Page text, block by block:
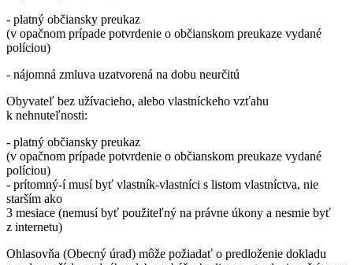
- platný občiansky preukaz
(v opačnom prípade potvrdenie o občianskom preukaze vydané
políciou)
- nájomná zmluva uzatvorená na dobu neurčitú
Obyvateľ bez užívacieho, alebo vlastníckeho vzťahu
k nehnuteľnosti:
- platný občiansky preukaz
(v opačnom prípade potvrdenie o občianskom preukaze vydané
políciou)
- prítomný-í musí byť vlastník-vlastníci s listom vlastníctva, nie
starším ako
3 mesiace (nemusí byť použiteľný na právne úkony a nesmie byť
z internetu)
Ohlasovňa (Obecný úrad) môže požiadať o predloženie dokladu